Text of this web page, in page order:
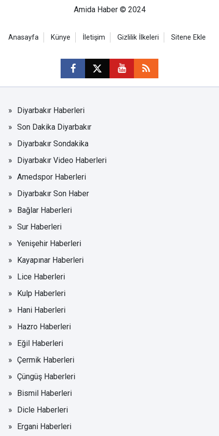
Amida Haber © 2024
Anasayfa Künye İletişim Gizlilik İlkeleri Sitene Ekle
Diyarbakır Haberleri
Son Dakika Diyarbakır
Diyarbakır Sondakika
Diyarbakır Video Haberleri
Amedspor Haberleri
Diyarbakır Son Haber
Bağlar Haberleri
Sur Haberleri
Yenişehir Haberleri
Kayapınar Haberleri
Lice Haberleri
Kulp Haberleri
Hani Haberleri
Hazro Haberleri
Eğil Haberleri
Çermik Haberleri
Çüngüş Haberleri
Bismil Haberleri
Dicle Haberleri
Ergani Haberleri